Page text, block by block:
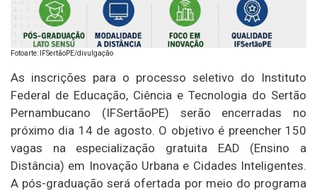
Fotoarte: IFSertãoPE/divulgação
As inscrições para o processo seletivo do Instituto
Federal de Educação, Ciência e Tecnologia do Sertão
Pernambucano (IFSertãoPE) serão encerradas no
próximo dia 14 de agosto. O objetivo é preencher 150
vagas na especialização gratuita EAD (Ensino a
Distância) em Inovação Urbana e Cidades Inteligentes.
A pós-graduação será ofertada por meio do programa